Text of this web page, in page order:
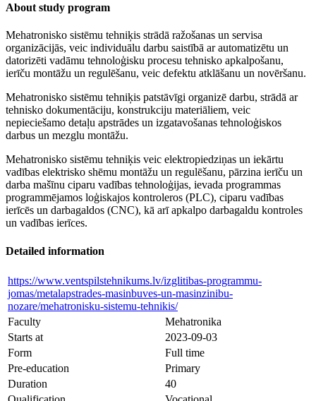
About study program
Mehatronisko sistēmu tehniķis strādā ražošanas un servisa
organizācijās, veic individuālu darbu saistībā ar automatizētu un
datorizēti vadāmu tehnoloģisku procesu tehnisko apkalpošanu,
ierīču montāžu un regulēšanu, veic defektu atklāšanu un novēršanu.
Mehatronisko sistēmu tehniķis patstāvīgi organizē darbu, strādā ar
tehnisko dokumentāciju, konstrukciju materiāliem, veic
nepieciešamo detaļu apstrādes un izgatavošanas tehnoloģiskos
darbus un mezglu montāžu.
Mehatronisko sistēmu tehniķis veic elektropiedziņas un iekārtu
vadības elektrisko shēmu montāžu un regulēšanu, pārzina ierīču un
darba mašīnu ciparu vadības tehnoloģijas, ievada programmas
programmējamos loģiskajos kontroleros (PLC), ciparu vadības
ierīcēs un darbagaldos (CNC), kā arī apkalpo darbagaldu kontroles
un vadības ierīces.
Detailed information
https://www.ventspilstehnikums.lv/izglitibas-programmu-
jomas/metalapstrades-masinbuves-un-masinzinibu-
nozare/mehatronisku-sistemu-tehnikis/
Faculty
Mehatronika
Starts at
2023-09-03
Form
Full time
Pre-education
Primary
Duration
40